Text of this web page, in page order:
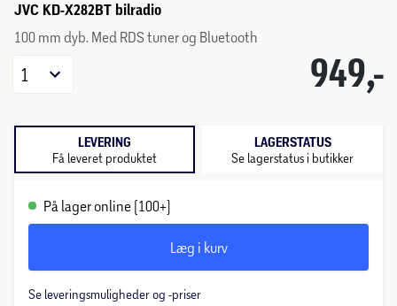
JVC KD-X282BT bilradio
100 mm dyb. Med RDS tuner og Bluetooth
949,-
1
LEVERING
Få leveret produktet
LAGERSTATUS
Se lagerstatus i butikker
På lager online (100+)
Læg i kurv
Se leveringsmuligheder og -priser